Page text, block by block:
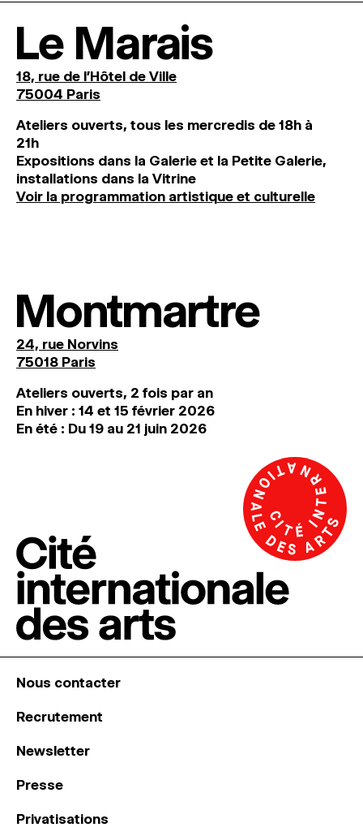
Le Marais
18, rue de l'Hôtel de Ville
75004 Paris
Ateliers ouverts, tous les mercredis de 18h à
21h
Expositions dans la Galerie et la Petite Galerie,
installations dans la Vitrine
Voir la programmation artistique et culturelle
Montmartre
24, rue Norvins
75018 Paris
Ateliers ouverts, 2 fois par an
En hiver : 14 et 15 février 2026
En été : Du 19 au 21 juin 2026
Nous contacter
Recrutement
Newsletter
Presse
Privatisations